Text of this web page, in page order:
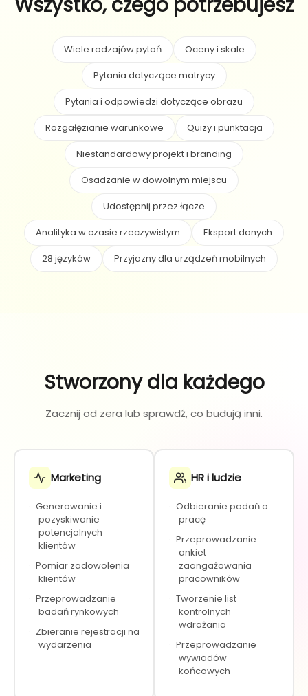
Wiele rodzajów pytań
Oceny i skale
Pytania dotyczące matrycy
Pytania i odpowiedzi dotyczące obrazu
Rozgałęzianie warunkowe
Quizy i punktacja
Niestandardowy projekt i branding
Osadzanie w dowolnym miejscu
Udostępnij przez łącze
Analityka w czasie rzeczywistym
Eksport danych
28 języków
Przyjazny dla urządzeń mobilnych
Stworzony dla każdego
Zacznij od zera lub sprawdź, co budują inni.
Marketing
· Generowanie i
pozyskiwanie
potencjalnych
klientów
· Pomiar zadowolenia
klientów
· Przeprowadzanie
badań rynkowych
· Zbieranie rejestracji na
wydarzenia
HR i ludzie
· Odbieranie podań o
pracę
· Przeprowadzanie
ankiet
zaangażowania
pracowników
· Tworzenie list
kontrolnych
wdrażania
· Przeprowadzanie
wywiadów
końcowych